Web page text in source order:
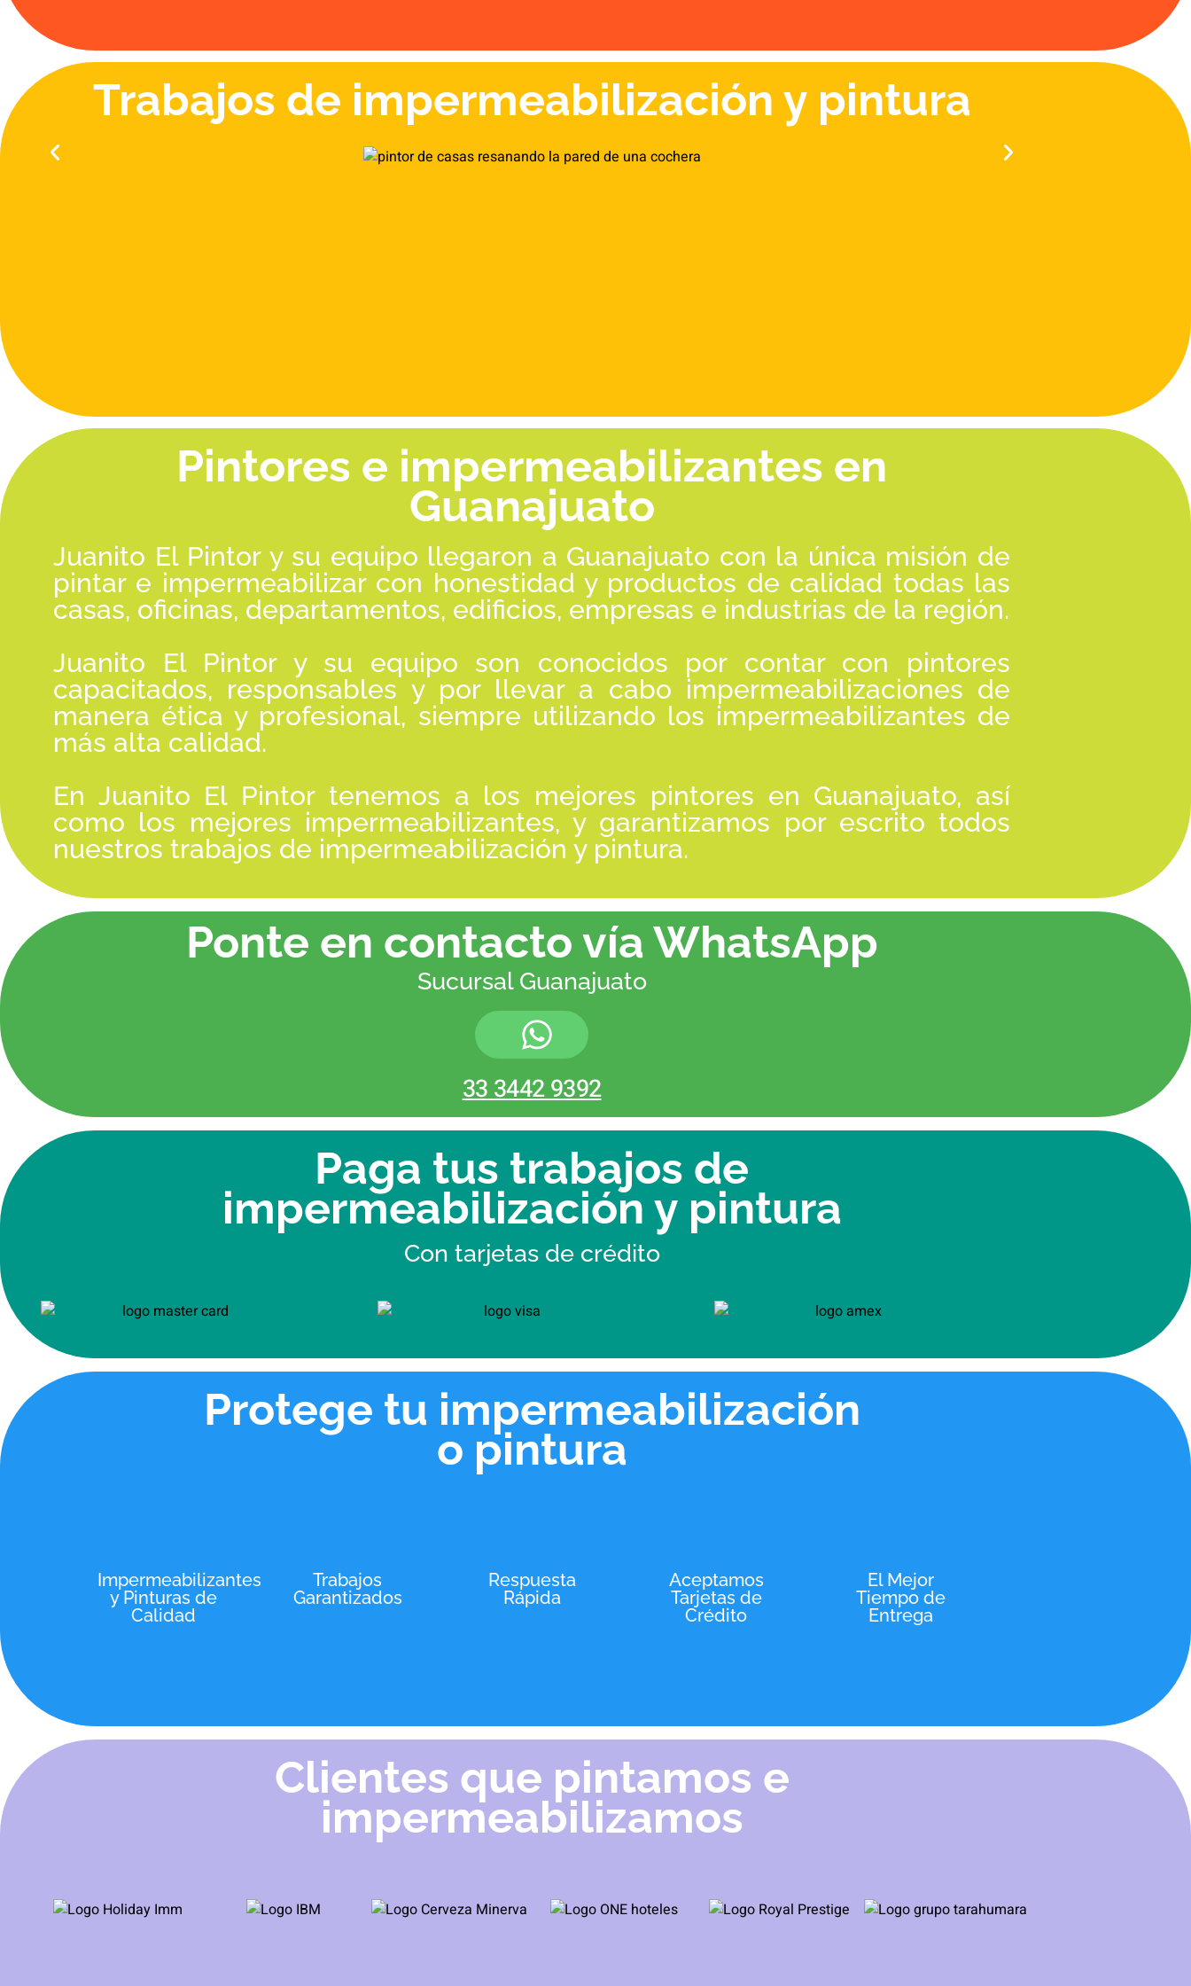
Trabajos de impermeabilización y pintura
Pintores e impermeabilizantes en
Guanajuato
Juanito El Pintor y su equipo llegaron a Guanajuato con la única misión de
pintar e impermeabilizar con honestidad y productos de calidad todas las
casas, oficinas, departamentos, edificios, empresas e industrias de la región.
Juanito El Pintor y su equipo son conocidos por contar con pintores
capacitados, responsables y por llevar a cabo impermeabilizaciones de
manera ética y profesional, siempre utilizando los impermeabilizantes de
más alta calidad.
En Juanito El Pintor tenemos a los mejores pintores en Guanajuato, así
como los mejores impermeabilizantes, y garantizamos por escrito todos
nuestros trabajos de impermeabilización y pintura.
Ponte en contacto vía WhatsApp
Sucursal Guanajuato
33 3442 9392
Paga tus trabajos de
impermeabilización y pintura
Con tarjetas de crédito
Protege tu impermeabilización
o pintura
Impermeabilizantes
y Pinturas de
Calidad
Trabajos
Garantizados
Respuesta
Rápida
Aceptamos
Tarjetas de
Crédito
El Mejor
Tiempo de
Entrega
Clientes que pintamos e
impermeabilizamos